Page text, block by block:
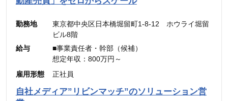
勤務地
東京都中央区日本橋堀留町1-8-12 ホウライ堀留
ビル8階
給与
■事業責任者・幹部（候補）
想定年収：800万円～
月給：48万4,900円～
（固定残業代：45時間分【12万5,600円～】含
雇用形態 正社員
自社メディア”リビンマッチ”のソリューション営